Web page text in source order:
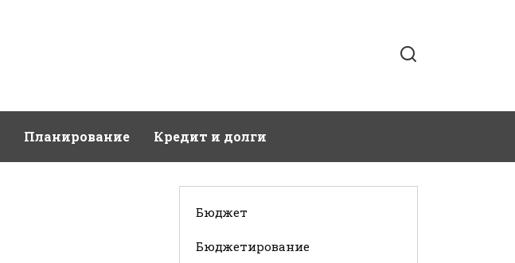
Планирование Кредит и долги
Бюджет
Бюджетирование